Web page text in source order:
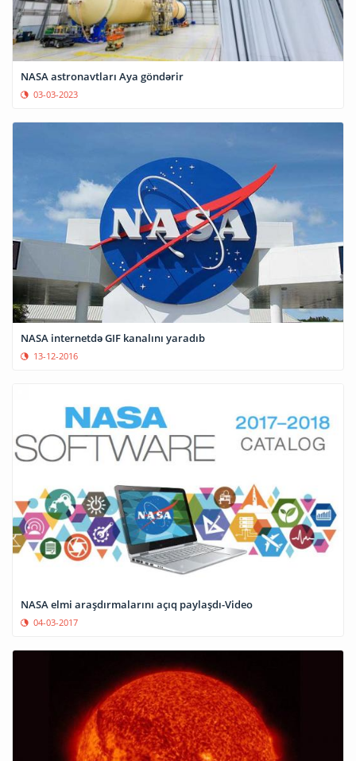
NASA astronavtları Aya göndərir
03-03-2023
NASA internetdə GIF kanalını yaradıb
13-12-2016
NASA elmi araşdırmalarını açıq paylaşdı-Video
04-03-2017